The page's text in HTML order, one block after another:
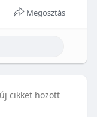
Megosztás
új cikket hozott